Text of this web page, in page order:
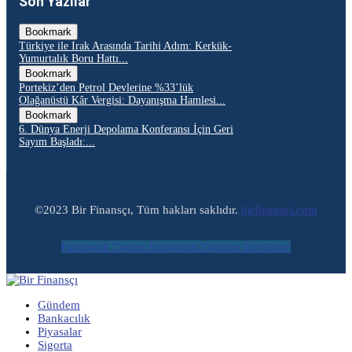
Bookmark
Türkiye ile Irak Arasında Tarihi Adım: Kerkük-
Yumurtalık Boru Hattı...
Bookmark
Portekiz’den Petrol Devlerine %33’lük
Olağanüstü Kâr Vergisi: Dayanışma Hamlesi...
Bookmark
6. Dünya Enerji Depolama Konferansı İçin Geri
Sayım Başladı:...
©2023 Bir Finansçı, Tüm hakları saklıdır. birfinansci.com
Facebook Twitter Instagram Youtube Envelope
Gündem
Bankacılık
Piyasalar
Sigorta